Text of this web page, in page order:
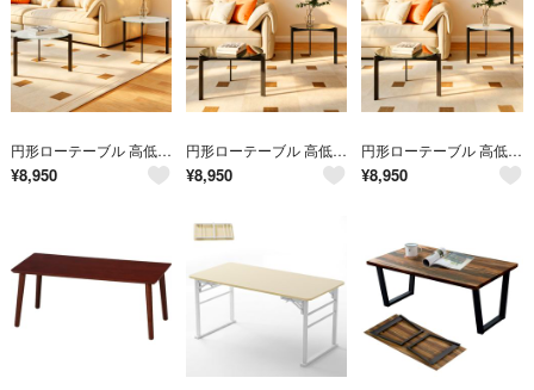
円形ローテーブル 高低差デザイン 強化ガラス天板 大理石調 モダン おしゃれ ホワイト
¥8,950
円形ローテーブル 高低差デザイン 強化ガラス天板 大理石調 モダン おしゃれ ブラック
¥8,950
円形ローテーブル 高低差デザイン 強化ガラス天板 大理石調 モダン おしゃれブラック+ホワイト
¥8,950